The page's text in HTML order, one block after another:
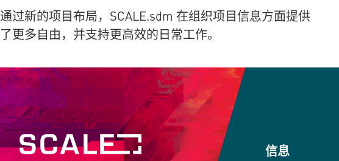
通过新的项目布局， SCALE.sdm 在组织项目信息方面提供
了更多自由，并支持更高效的日常工作。
信息